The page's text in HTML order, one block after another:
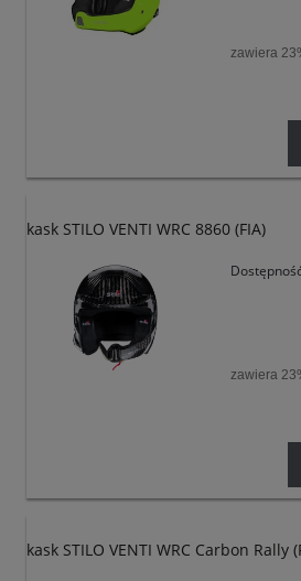
zawiera
kask STILO VENTI WRC 8860 (FIA)
zawiera
kask STILO VENTI WRC Carbon Rally